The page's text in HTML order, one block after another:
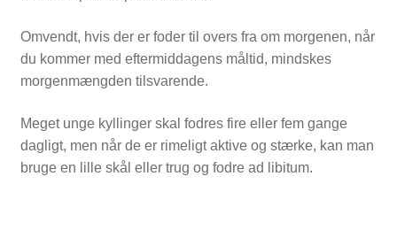
Omvendt, hvis der er foder til overs fra om morgenen, når
du kommer med eftermiddagens måltid, mindskes
morgenmængden tilsvarende.
Meget unge kyllinger skal fodres fire eller fem gange
dagligt, men når de er rimeligt aktive og stærke, kan man
bruge en lille skål eller trug og fodre ad libitum.